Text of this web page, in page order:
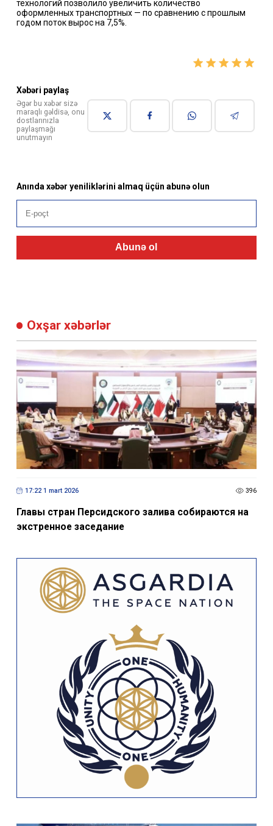
технологий позволило увеличить количество
оформленных транспортных — по сравнению с прошлым
годом поток вырос на 7,5%.
Xəbəri paylaş
Əgər bu xəbər sizə
maraqlı gəldisə, onu
dostlarınızla
paylaşmağı
unutmayın
Anında xəbər yeniliklərini almaq üçün abunə olun
Abunə ol
Oxşar xəbərlər
17:22 1 mart 2026 396
Главы стран Персидского залива собираются на
экстренное заседание